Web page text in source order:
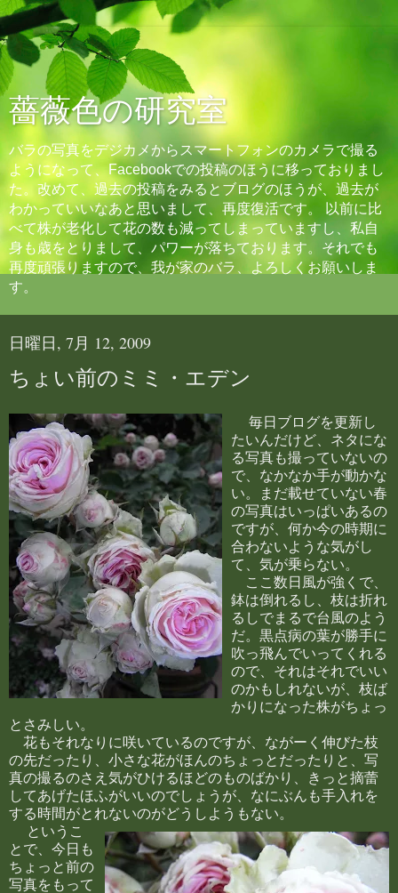
薔薇色の研究室
バラの写真をデジカメからスマートフォンのカメラで撮る
ようになって、Facebookでの投稿のほうに移っておりまし
た。改めて、過去の投稿をみるとブログのほうが、過去が
わかっていいなあと思いまして、再度復活です。 以前に比
べて株が老化して花の数も減ってしまっていますし、私自
身も歳をとりまして、パワーが落ちております。それでも
再度頑張りますので、我が家のバラ、よろしくお願いしま
す。
日曜日, 7月 12, 2009
ちょい前のミミ・エデン
毎日ブログを更新し
たいんだけど、ネタにな
る写真も撮っていないの
で、なかなか手が動かな
い。まだ載せていない春
の写真はいっぱいあるの
ですが、何か今の時期に
合わないような気がし
て、気が乗らない。
ここ数日風が強くで、
鉢は倒れるし、枝は折れ
るしでまるで台風のよう
だ。黒点病の葉が勝手に
吹っ飛んでいってくれる
ので、それはそれでいい
のかもしれないが、枝ば
かりになった株がちょっ
とさみしい。
花もそれなりに咲いているのですが、ながーく伸びた枝
の先だったり、小さな花がほんのちょっとだったりと、写
真の撮るのさえ気がひけるほどのものばかり、きっと摘蕾
してあげたほふがいいのでしょうが、なにぶんも手入れを
する時間がとれないのがどうしようもない。
というこ
とで、今日も
ちょっと前の
写真をもって